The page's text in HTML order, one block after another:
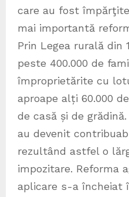
care au fost
mai importantă
Prin Legea rurală din
peste 400.000 de
împroprietărite cu
aproape alți 60.000
de casă și de
au devenit
rezultând astfel o
impozitare. Reforma
aplicare s-a încheiat